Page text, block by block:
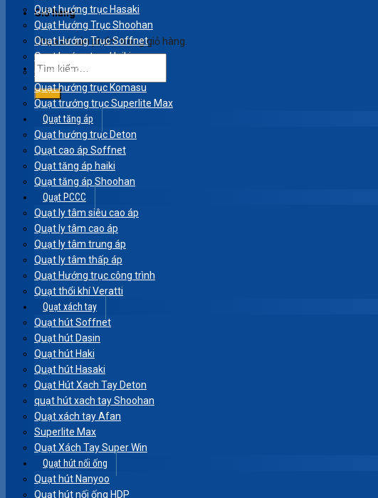
Giỏ hàng
Chưa có sản phẩm trong giỏ hàng.
Quạt hướng trục Hasaki
Quạt Hướng Trục Shoohan
Quạt Hướng Trục Soffnet
Quạt hướng trục Haiki
Quạt hút Super Win
Quạt hướng trục Komasu
Quạt trướng trục Superlite Max
Quạt tăng áp
Quạt hướng trục Deton
Quạt cao áp Soffnet
Quạt tăng áp haiki
Quạt tăng áp Shoohan
Quạt PCCC
Quạt ly tâm siêu cao áp
Quạt ly tâm cao áp
Quạt ly tâm trung áp
Quạt ly tâm thấp áp
Quạt Hướng trục công trình
Quạt thổi khí Veratti
Quạt xách tay
Quạt hút Soffnet
Quạt hút Dasin
Quạt hút Haki
Quạt hút Hasaki
Quạt Hút Xach Tay Deton
quạt hút xach tay Shoohan
Quạt xách tay Afan
Superlite Max
Quạt Xách Tay Super Win
Quạt hút nối ống
Quạt hút Nanyoo
Quạt hút nối ống HDP